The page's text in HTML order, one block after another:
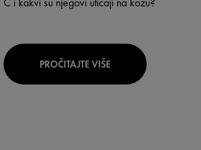
PROČITAJTE VIŠE